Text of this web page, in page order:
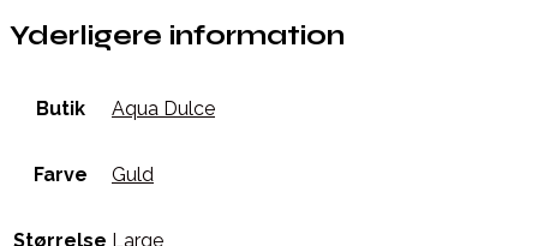
Yderligere information
Butik Aqua Dulce
Farve Guld
Størrelse Large